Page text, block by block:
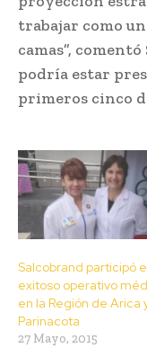
trabajar como
camas”,
podría estar
primeros cinco
Salcobrand participó
exitoso operativo
en la Región de Arica
Parinacota
27 Mayo, 2015